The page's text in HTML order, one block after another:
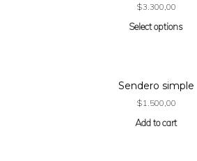
$3.300,00
Select options
Sendero simple
$1.500,00
Add to cart